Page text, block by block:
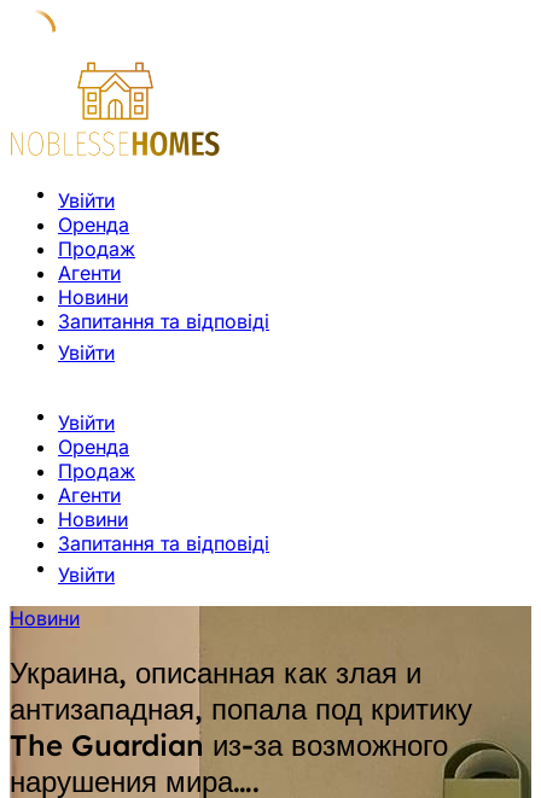
Увійти
Оренда
Продаж
Агенти
Новини
Запитання та відповіді
Увійти
Увійти
Оренда
Продаж
Агенти
Новини
Запитання та відповіді
Увійти
Новини
Украина, описанная как злая и
антизападная, попала под критику
The Guardian из-за возможного
нарушения мира….